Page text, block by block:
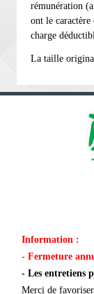
rémunération
ont le caractère
charge
La taille
Information :
- Fermeture
- Les entretiens
Merci de